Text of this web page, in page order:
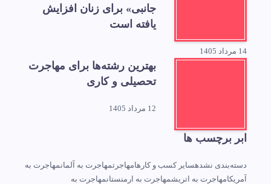
جانبی» برای زنان افزایش
یافته است
14 مرداد 1405
بهترین رشته‌ها برای مهاجرت
تحصیلی و کاری
12 مرداد 1405
ابر برچسب ها
دسته‌بندی نشدهسایر کسب و کارهامهاجرتمهاجرت به آلمانمهاجرت به
آمریکامهاجرت به اتریشمهاجرت به ارمنستانمهاجرت به